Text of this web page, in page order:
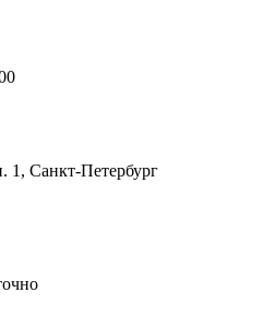
1, Санкт-Петербург